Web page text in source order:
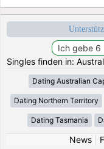
Singles finden in:
Dating Australian
Dating Northern Territory
Dating Tasmania
News|